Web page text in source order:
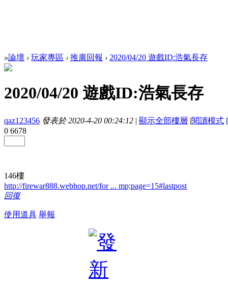
»論壇 › 玩家專區 › 推廣回報 › 2020/04/20 遊戲ID:浩氣長存
2020/04/20 遊戲ID:浩氣長存
qaz123456 發表於 2020-4-20 00:24:12 | 顯示全部樓層 |閱讀模式
0 6678
146樓
http://firewar888.webhop.net/for ... mp;page=15#lastpost
回復
使用道具 舉報